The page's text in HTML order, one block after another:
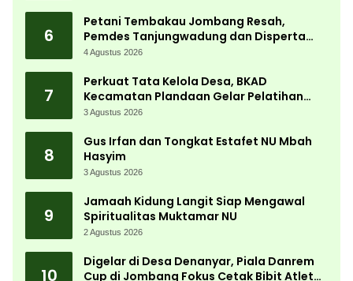
6
Petani Tembakau Jombang Resah,
Pemdes Tanjungwadung dan Disperta
Bergerak Cepat
4 Agustus 2026
7
Perkuat Tata Kelola Desa, BKAD
Kecamatan Plandaan Gelar Pelatihan
Aparatur Pemdes
3 Agustus 2026
8
Gus Irfan dan Tongkat Estafet NU Mbah
Hasyim
3 Agustus 2026
9
Jamaah Kidung Langit Siap Mengawal
Spiritualitas Muktamar NU
2 Agustus 2026
10
Digelar di Desa Denanyar, Piala Danrem
Cup di Jombang Fokus Cetak Bibit Atlet